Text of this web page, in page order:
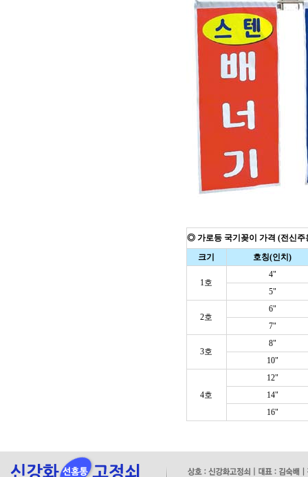
◎ 가로등 국기꽂이 가격 (전신주
크기
호칭(인치)
1호
4"
5"
2호
6"
7"
3호
8"
10"
4호
12"
14"
16"